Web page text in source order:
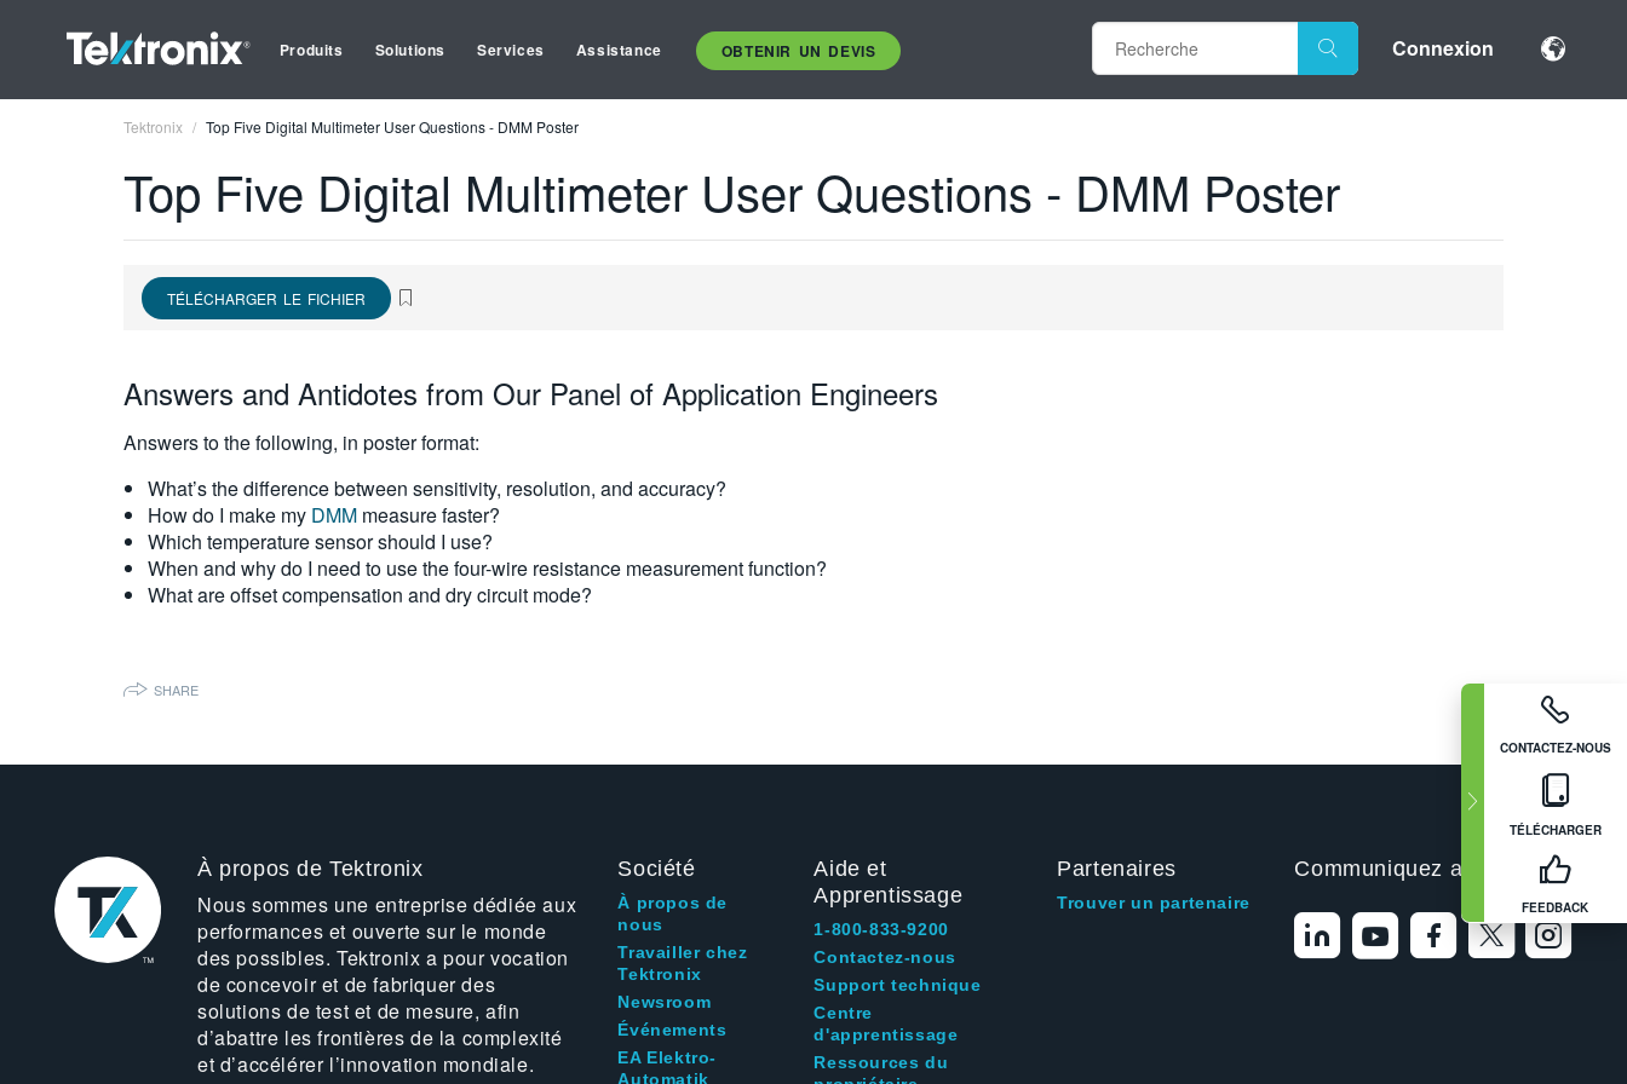
Produits Solutions Services Assistance OBTENIR UN DEVIS Connexion
CONTACTEZ-NOUS
TÉLÉCHARGER
FEEDBACK
Tektronix Top Five Digital Multimeter User Questions - DMM Poster
Top Five Digital Multimeter User Questions - DMM Poster
TÉLÉCHARGER LE FICHIER
Answers and Antidotes from Our Panel of Application Engineers
Answers to the following, in poster format:
What’s the difference between sensitivity, resolution, and accuracy?
How do I make my DMM measure faster?
Which temperature sensor should I use?
When and why do I need to use the four-wire resistance measurement function?
What are offset compensation and dry circuit mode?
SHARE
À propos de Tektronix
Nous sommes une entreprise dédiée aux
performances et ouverte sur le monde
des possibles. Tektronix a pour vocation
de concevoir et de fabriquer des
solutions de test et de mesure, afin
d’abattre les frontières de la complexité
et d’accélérer l’innovation mondiale.
Société
À propos de
nous
Travailler chez
Tektronix
Newsroom
Événements
EA Elektro-
Automatik
Aide et
Apprentissage
1-800-833-9200
Contactez-nous
Support technique
Centre
d'apprentissage
Ressources du
Partenaires
Trouver un partenaire
Communiquez avec nous